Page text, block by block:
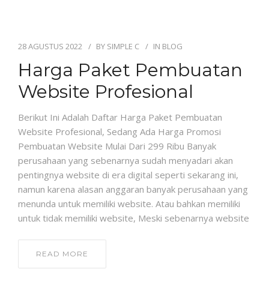
28 AGUSTUS 2022 BY SIMPLE C IN BLOG
Harga Paket Pembuatan
Website Profesional
Berikut Ini Adalah Daftar Harga Paket Pembuatan
Website Profesional, Sedang Ada Harga Promosi
Pembuatan Website Mulai Dari 299 Ribu Banyak
perusahaan yang sebenarnya sudah menyadari akan
pentingnya website di era digital seperti sekarang ini,
namun karena alasan anggaran banyak perusahaan yang
menunda untuk memiliki website. Atau bahkan memiliki
untuk tidak memiliki website, Meski sebenarnya website
READ MORE